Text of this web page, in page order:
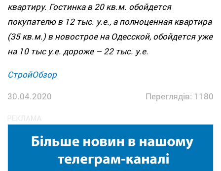
квартиру. Гостинка в 20 кв.м. обойдется
покупателю в 12 тыс. у.е., а полноценная квартира
(35 кв.м.) в новострое на Одесской, обойдется уже
на 10 тыс у.е. дороже – 22 тыс. у.е.
СтройОбзор
30.04.2020
Переглядів: 1180